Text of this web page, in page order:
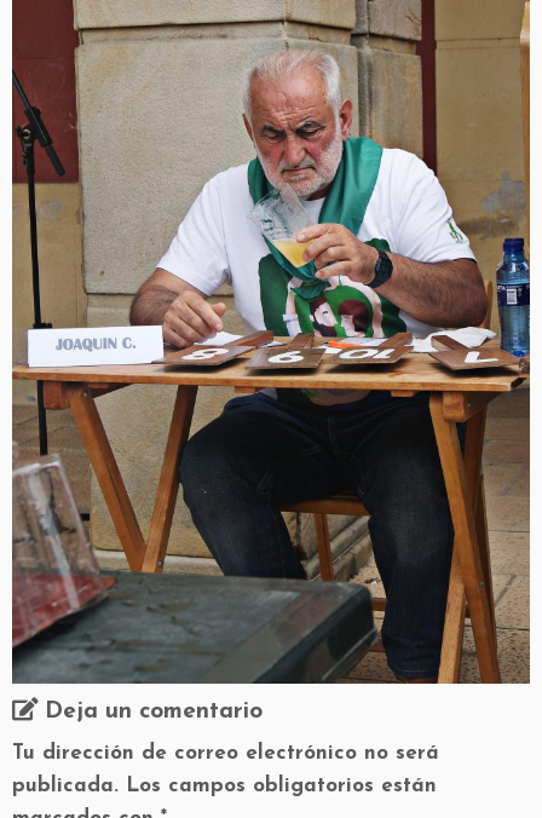
Deja un comentario
Tu dirección de correo electrónico no será
publicada. Los campos obligatorios están